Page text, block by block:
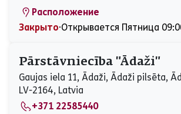
Расположение
Закрыто⋅Открывается Пятница
Вторник
09:00 - 17:00
Среда
09:00 - 17:00
Четверг
09:00 - 17:00
Пятница
Суббота
Закрыто
Pārstāvniecība "Ādaži"
Gaujas iela 11, Ādaži, Ādaži pilsēta,
LV-2164, Latvia
+371 22585440